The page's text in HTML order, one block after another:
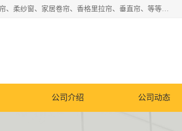
北碚区蔡家岗街道亿家窗帘店长年专业定做窗帘、电动窗帘、百叶窗帘、卷帘、柔纱窗、家居卷帘、香格里拉帘、垂直帘、等等，软包、各种形状软包硬包，墙布、素色、绣花、硅藻泥、高精密各种墙布，免费测量、免费安装，欢迎咨询
公司介绍 公司动态